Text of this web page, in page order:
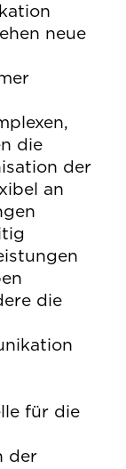
neue
die
der
an
die
für die
der